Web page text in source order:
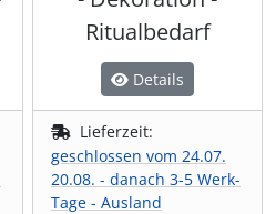
Ritualbedarf
Details
Lieferzeit:
geschlossen vom 24.07.
20.08. - danach 3-5 Werk-
Tage - Ausland